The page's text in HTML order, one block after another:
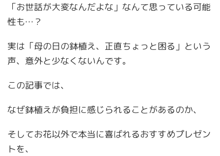
「お世話が大変なんだよな」なんて思っている可能
性も…？
実は「母の日の鉢植え、正直ちょっと困る」という
声、意外と少なくないんです。
この記事では、
なぜ鉢植えが負担に感じられることがあるのか、
そしてお花以外で本当に喜ばれるおすすめプレゼン
トを、